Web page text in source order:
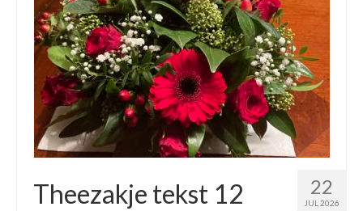
22
JUL 2026
Theezakje tekst 12